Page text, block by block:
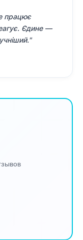
працює
Єдине —